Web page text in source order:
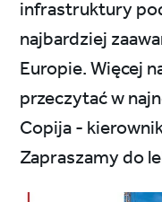
infrastruktury
najbardziej
Europie. Więcej
przeczytać w
Copija -
Zapraszamy do